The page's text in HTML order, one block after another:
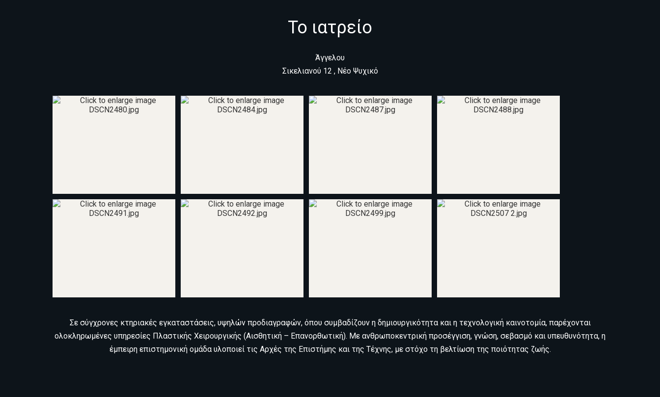
Το ιατρείο
Άγγελου
Σικελιανού 12 , Νέο Ψυχικό
Σε σύγχρονες κτηριακές εγκαταστάσεις, υψηλών προδιαγραφών, όπου συμβαδίζουν η δημιουργικότητα και η τεχνολογική καινοτομία, παρέχονται
ολοκληρωμένες υπηρεσίες Πλαστικής Χειρουργικής (Αισθητική – Επανορθωτική). Με ανθρωποκεντρική προσέγγιση, γνώση, σεβασμό και υπευθυνότητα, η
έμπειρη επιστημονική ομάδα υλοποιεί τις Αρχές της Επιστήμης και της Τέχνης, με στόχο τη βελτίωση της ποιότητας ζωής.